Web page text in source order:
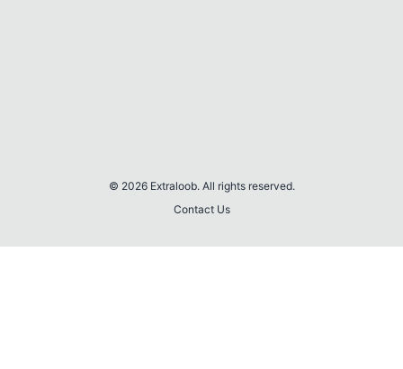
© 2026 Extraloob. All rights reserved.
Contact Us